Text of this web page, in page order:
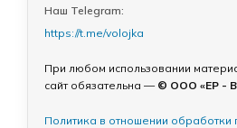
Наш Telegram:
https://t.me/volojka
При любом использовании
сайт обязательна — © ООО «ЕР -
Политика в отношении обработки